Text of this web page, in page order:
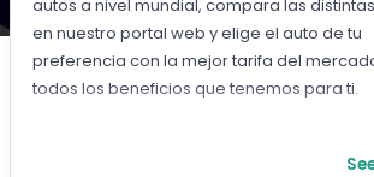
autos a nivel mundial, compara las
en nuestro portal web y elige el auto de tu
preferencia con la mejor tarifa del
todos los beneficios que tenemos para ti.